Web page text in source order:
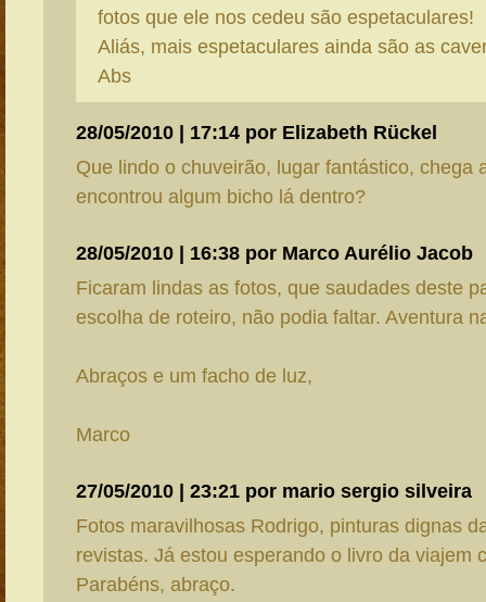
fotos que ele nos cedeu são espetaculares!
Aliás, mais espetaculares ainda são as
Abs
28/05/2010 | 17:14 por Elizabeth Rückel
Que lindo o chuveirão, lugar fantástico, chega
encontrou algum bicho lá dentro?
28/05/2010 | 16:38 por Marco Aurélio Jacob
Ficaram lindas as fotos, que saudades deste
escolha de roteiro, não podia faltar. Aventura
Abraços e um facho de luz,
Marco
27/05/2010 | 23:21 por mario sergio silveira
Fotos maravilhosas Rodrigo, pinturas dignas
revistas. Já estou esperando o livro da viajem
Parabéns, abraço.